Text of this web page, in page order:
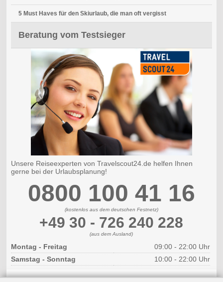
5 Must Haves für den Skiurlaub, die man oft vergisst
Beratung vom Testsieger
Unsere Reiseexperten von Travelscout24.de helfen Ihnen
gerne bei der Urlaubsplanung!
0800 100 41 16
(kostenlos aus dem deutschen Festnetz)
+49 30 - 726 240 228
(aus dem Ausland)
Montag - Freitag
09:00 - 22:00 Uhr
Samstag - Sonntag
10:00 - 22:00 Uhr